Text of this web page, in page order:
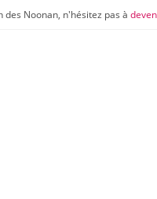
Noonan, n'hésitez pas à